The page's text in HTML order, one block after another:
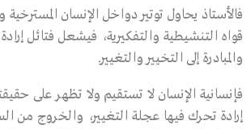
فالأستاذ يحاول توتير دواخل الإنسان
قواه التنشيطية والتفكيرية، فيشعل فتائل
والمبادرة إلى التخيير والتغيير.
فإنسانية الإنسان لا تستقيم ولا تظهر على
إرادة تحرك فيها عجلة التغيير، والخروج من